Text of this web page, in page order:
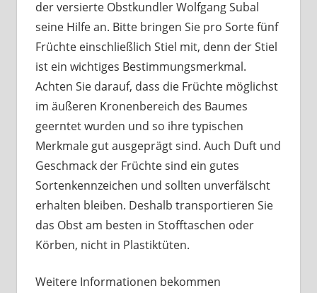
der versierte Obstkundler Wolfgang Subal
seine Hilfe an. Bitte bringen Sie pro Sorte fünf
Früchte einschließlich Stiel mit, denn der Stiel
ist ein wichtiges Bestimmungsmerkmal.
Achten Sie darauf, dass die Früchte möglichst
im äußeren Kronenbereich des Baumes
geerntet wurden und so ihre typischen
Merkmale gut ausgeprägt sind. Auch Duft und
Geschmack der Früchte sind ein gutes
Sortenkennzeichen und sollten unverfälscht
erhalten bleiben. Deshalb transportieren Sie
das Obst am besten in Stofftaschen oder
Körben, nicht in Plastiktüten.
Weitere Informationen bekommen